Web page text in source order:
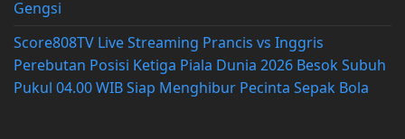
Gengsi
Score808TV Live Streaming Prancis vs Inggris
Perebutan Posisi Ketiga Piala Dunia 2026 Besok Subuh
Pukul 04.00 WIB Siap Menghibur Pecinta Sepak Bola